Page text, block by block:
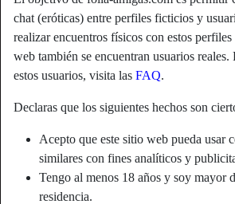
chat (eróticas) entre perfiles ficticios y
realizar encuentros físicos con estos
web también se encuentran usuarios
estos usuarios, visita las FAQ.
Declaras que los siguientes hechos son
Acepto que este sitio web pueda usar
similares con fines analíticos y
Tengo al menos 18 años y soy mayor
residencia.
star Agregar